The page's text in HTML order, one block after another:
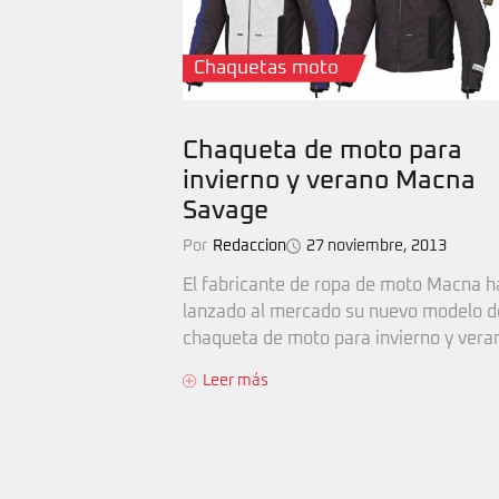
Chaquetas moto
Chaqueta de moto para
invierno y verano Macna
Savage
Por Redaccion 27 noviembre, 2013
El fabricante de ropa de moto Macna
lanzado al mercado su nuevo modelo
chaqueta de moto para invierno y
Leer más